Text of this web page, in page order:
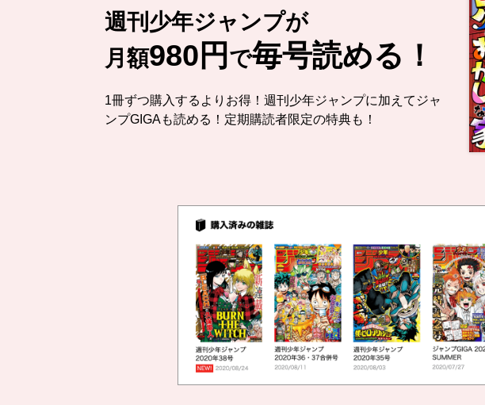
週刊少年ジャンプが
月額980円 で毎号読める！
1冊ずつ購入するよりお得！週刊少年ジャンプに加えてジャ
ンプGIGAも読める！定期購読者限定の特典も！